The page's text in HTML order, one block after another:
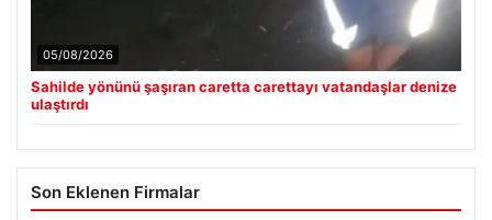
05/08/2026
Sahilde yönünü şaşıran caretta carettayı vatandaşlar denize
ulaştırdı
Son Eklenen Firmalar